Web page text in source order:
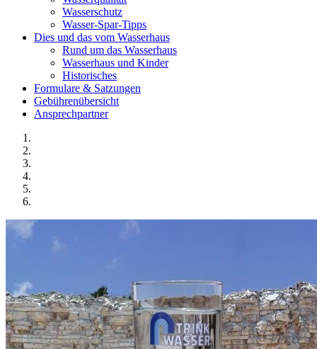
Wasserschutz
Wasser-Spar-Tipps
Dies und das vom Wasserhaus
Rund um das Wasserhaus
Wasserhaus und Kinder
Historisches
Formulare & Satzungen
Gebührenübersicht
Ansprechpartner